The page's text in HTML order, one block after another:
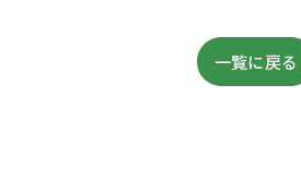
一覧に戻る